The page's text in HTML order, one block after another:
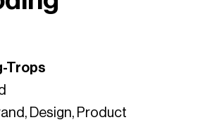
Trops
Design, Product